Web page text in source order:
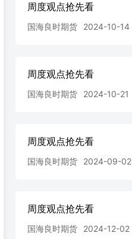
周度观点抢先看
国海良时期货 2024-10-14
周度观点抢先看
国海良时期货 2024-10-21
周度观点抢先看
国海良时期货 2024-09-02
周度观点抢先看
国海良时期货 2024-12-02